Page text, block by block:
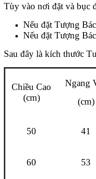
Tùy vào nơi đặt và bục
Nếu đặt Tượng
Nếu đặt Tượng
Sau đây là kích thước
Chiều Cao
(cm)
Ngang
(cm)
50 41
60 53